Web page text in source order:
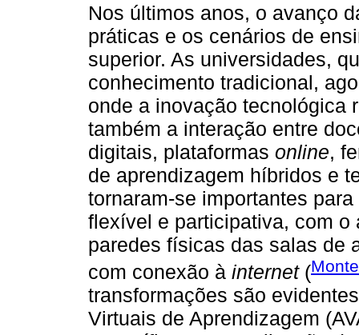
Nos últimos anos, o avanço
práticas e os cenários de
superior. As universidades,
conhecimento tradicional,
onde a inovação tecnológica
também a interação entre
digitais, plataformas online,
de aprendizagem híbridos e
tornaram-se importantes
flexível e participativa, com o
paredes físicas das salas de
com conexão à internet(
transformações são
Virtuais de Aprendizagem